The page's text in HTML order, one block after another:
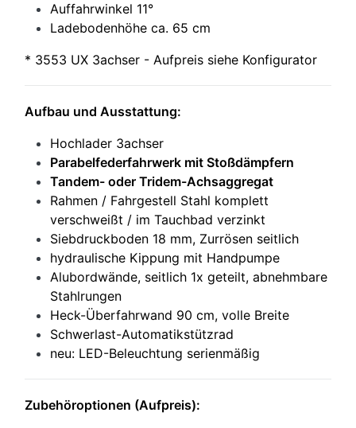
Auffahrwinkel 11°
Ladebodenhöhe ca. 65 cm
* 3553 UX 3achser - Aufpreis siehe Konfigurator
Aufbau und Ausstattung:
Hochlader 3achser
Parabelfederfahrwerk mit Stoßdämpfern
Tandem- oder Tridem-Achsaggregat
Rahmen / Fahrgestell Stahl komplett
verschweißt / im Tauchbad verzinkt
Siebdruckboden 18 mm, Zurrösen seitlich
hydraulische Kippung mit Handpumpe
Alubordwände, seitlich 1x geteilt, abnehmbare
Stahlrungen
Heck-Überfahrwand 90 cm, volle Breite
Schwerlast-Automatikstützrad
neu: LED-Beleuchtung serienmäßig
Zubehöroptionen (Aufpreis):